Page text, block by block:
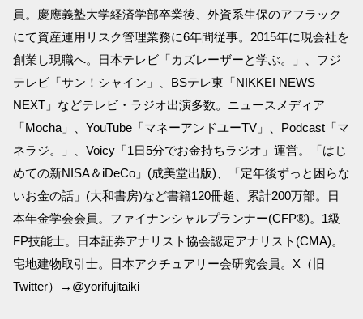
員。慶應義塾大学経済学部卒業後、外資系生保のアフラック
にて資産運用リスク管理業務に6年間従事。2015年に現会社を
創業し現職へ。日本テレビ「カズレーザーと学ぶ。」、フジ
テレビ「サン！シャイン」、BSテレ東「NIKKEI NEWS
NEXT」などテレビ・ラジオ出演多数。ニュースメディア
「Mocha」、YouTube「マネーアンドユーTV」、Podcast「マ
ネラジ。」、Voicy「1日5分でお金持ちラジオ」運営。「はじ
めての新NISA＆iDeCo」(成美堂出版)、「定年後ずっと困らな
いお金の話」(大和書房)など書籍120冊超、累計200万部。日
本年金学会会員。ファイナンシャルプランナー(CFP®)。1級
FP技能士。日本証券アナリスト協会認定アナリスト(CMA)。
宅地建物取引士。日本アクチュアリー会研究会員。X（旧
Twitter）→@yorifujitaiki